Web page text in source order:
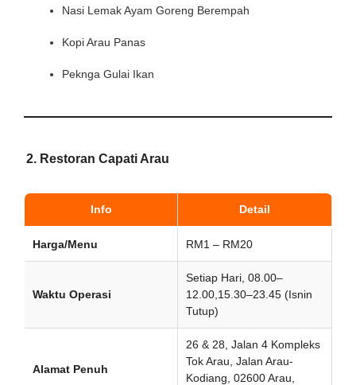
Nasi Lemak Ayam Goreng Berempah
Kopi Arau Panas
Peknga Gulai Ikan
2. Restoran Capati Arau
Info Detail
Harga/Menu RM1 – RM20
Waktu Operasi
Setiap Hari, 08.00–
12.00,15.30–23.45 (Isnin
Tutup)
Alamat Penuh
26 & 28, Jalan 4 Kompleks
Tok Arau, Jalan Arau-
Kodiang, 02600 Arau,